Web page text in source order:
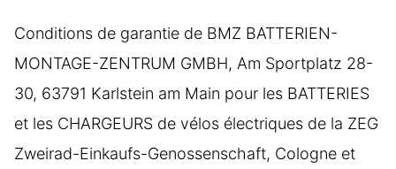
Conditions de garantie de BMZ BATTERIEN-
MONTAGE-ZENTRUM GMBH, Am Sportplatz 28-
30, 63791 Karlstein am Main pour les BATTERIES
et les CHARGEURS de vélos électriques de la ZEG
Zweirad-Einkaufs-Genossenschaft, Cologne et